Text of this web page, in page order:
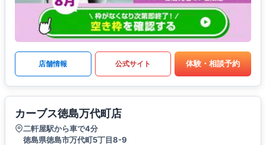
店舗情報 公式サイト 体験・相談予約
カーブス徳島万代町店
二軒屋駅から車で4分
徳島県徳島市万代町5丁目8-9